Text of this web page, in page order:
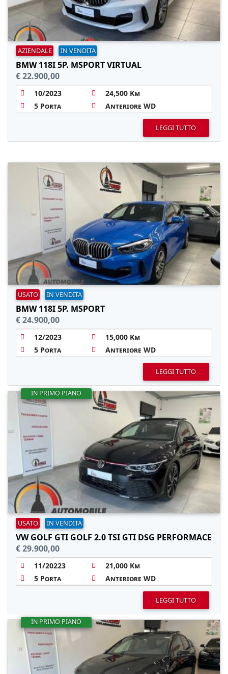
AZIENDALE IN VENDITA
BMW 118I 5P. MSPORT VIRTUAL
€ 22.900,00
10/2023
24,500 Km
5 Porta
Anteriore WD
LEGGI TUTTO
USATO IN VENDITA
BMW 118I 5P. MSPORT
€ 24.900,00
12/2023
15,000 Km
5 Porta
Anteriore WD
LEGGI TUTTO
IN PRIMO PIANO
USATO IN VENDITA
VW GOLF GTI GOLF 2.0 TSI GTI DSG PERFORMACE
€ 29.900,00
11/20223
21,000 Km
5 Porta
Anteriore WD
LEGGI TUTTO
IN PRIMO PIANO